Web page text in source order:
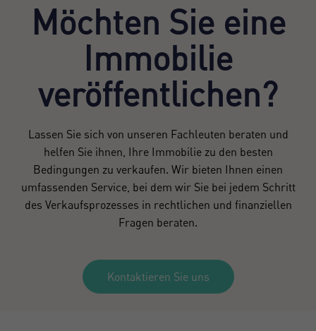
Möchten Sie eine
Immobilie
veröffentlichen?
Lassen Sie sich von unseren Fachleuten beraten und
helfen Sie ihnen, Ihre Immobilie zu den besten
Bedingungen zu verkaufen. Wir bieten Ihnen einen
umfassenden Service, bei dem wir Sie bei jedem Schritt
des Verkaufsprozesses in rechtlichen und finanziellen
Fragen beraten.
Kontaktieren Sie uns